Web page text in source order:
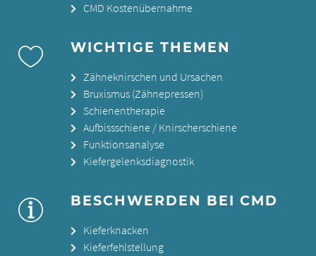
CMD Kostenübernahme
WICHTIGE THEMEN
Zähneknirschen und Ursachen
Bruxismus (Zähnepressen)
Schienentherapie
Aufbissschiene / Knirscherschiene
Funktionsanalyse
Kiefergelenksdiagnostik
BESCHWERDEN BEI CMD
Kieferknacken
Kieferfehlstellung